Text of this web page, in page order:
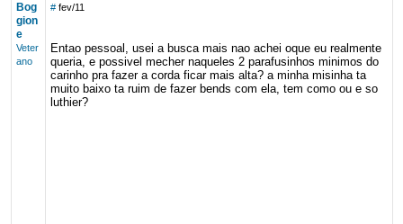
Bog
gion
e
Veter
ano
# fev/11
Entao pessoal, usei a busca mais nao achei oque eu realmente
queria, e possivel mecher naqueles 2 parafusinhos minimos do
carinho pra fazer a corda ficar mais alta? a minha misinha ta
muito baixo ta ruim de fazer bends com ela, tem como ou e so
luthier?